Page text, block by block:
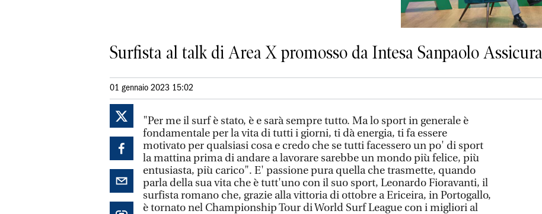
Surfista al talk di Area X promosso da Intesa Sanpaolo Assicura
01 gennaio 2023 15:02
"Per me il surf è stato, è e sarà sempre tutto. Ma lo sport in generale è
fondamentale per la vita di tutti i giorni, ti dà energia, ti fa essere
motivato per qualsiasi cosa e credo che se tutti facessero un po' di sport
la mattina prima di andare a lavorare sarebbe un mondo più felice, più
entusiasta, più carico". E' passione pura quella che trasmette, quando
parla della sua vita che è tutt'uno con il suo sport, Leonardo Fioravanti, il
surfista romano che, grazie alla vittoria di ottobre a Ericeira, in Portogallo,
è tornato nel Championship Tour di World Surf League con i migliori al